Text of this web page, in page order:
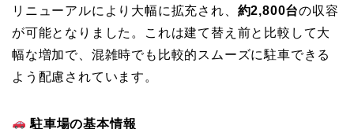
リニューアルにより大幅に拡充され、 約2,800台の収容
が可能となりました。これは建て替え前と比較して大
幅な増加で、混雑時でも比較的スムーズに駐車できる
よう配慮されています。
駐車場の基本情報